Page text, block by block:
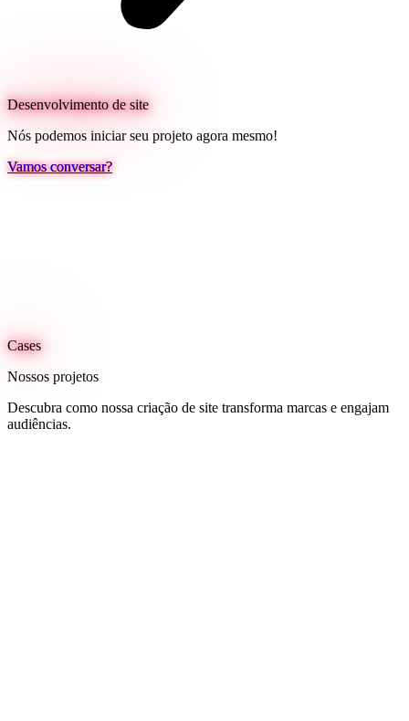
Desenvolvimento de site
Nós podemos iniciar seu projeto agora mesmo!
Vamos conversar?
Cases
Nossos projetos
Descubra como nossa criação de site transforma marcas e engajam
audiências.